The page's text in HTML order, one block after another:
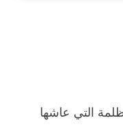
التي عاشها